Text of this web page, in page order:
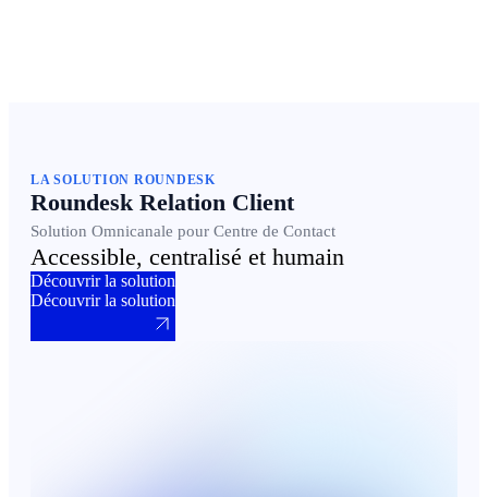
LA SOLUTION ROUNDESK
Roundesk Relation Client
Solution Omnicanale pour Centre de Contact
Accessible, centralisé et humain
Découvrir la solution
Découvrir la solution